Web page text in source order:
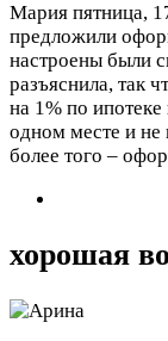
Мария пятница,
предложили
настроены были
разъяснила, так
на 1% по
одном месте и не
более того –
хорошая